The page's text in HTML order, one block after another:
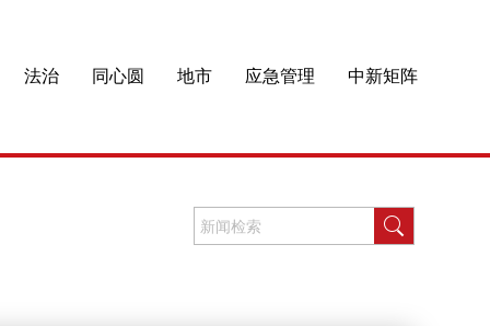
法治 同心圆 地市 应急管理 中新矩阵